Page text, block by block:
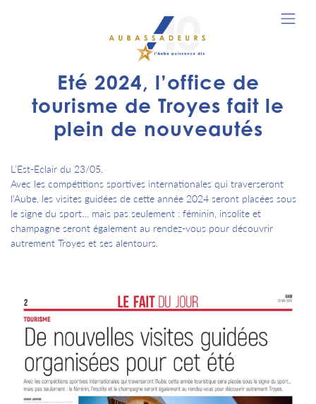
Eté 2024, l’office de
tourisme de Troyes fait le
plein de nouveautés
L'Est-Eclair du 23/05.
Avec les compétitions sportives internationales qui traverseront
l’Aube, les visites guidées de cette année 2024 seront placées sous
le signe du sport… mais pas seulement : féminin, insolite et
champagne seront également au rendez-vous pour découvrir
autrement Troyes et ses alentours.